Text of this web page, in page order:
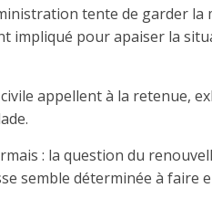
tente de garder
impliqué pour apaiser la
appellent à la retenue,
: la question du
semble déterminée à faire